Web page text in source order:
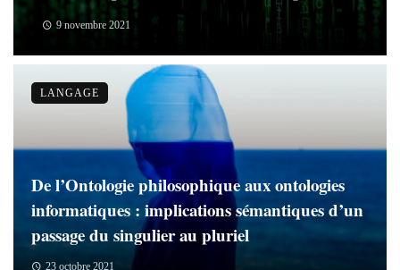
9 novembre 2021
De l’Ontologie philosophique aux ontologies
informatiques : implications sémantiques d’un
passage du singulier au pluriel
23 octobre 2021
LANGAGE